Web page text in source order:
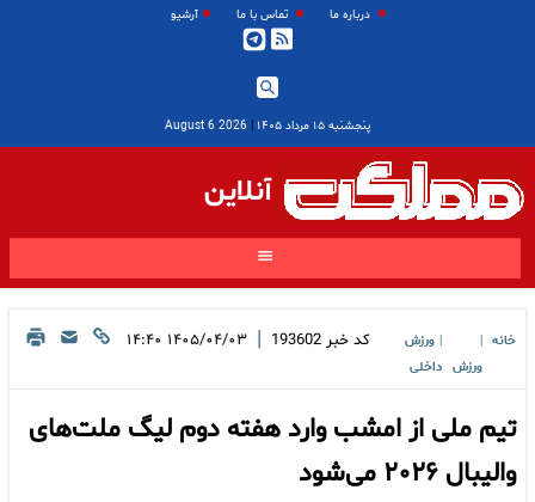
درباره ما تماس با ما آرشیو
پنجشنبه ۱۵ مرداد ۱۴۰۵ |
2026 August 6
آنلاین
خانه
ورزش
ورزش
داخلی
کد خبر 193602
| ۱۴۰۵/۰۴/۰۳ ۱۴:۴۰
تیم ملی از امشب وارد هفته دوم لیگ ملت‌های
والیبال ۲۰۲۶ می‌شود